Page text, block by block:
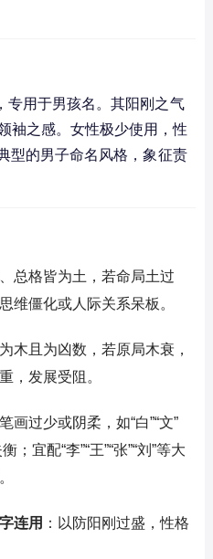
专用于男孩名。其阳刚之气
袖之感。女性极少使用，性
型的男子命名风格，象征责
、总格皆为土，若命局土过
维僵化或人际关系呆板。
木且为凶数，若原局木衰，
，发展受阻。
画过少或阴柔，如“白”“文”
；宜配“李”“王”“张”“刘”等大
连用 ：以防阳刚过盛，性格